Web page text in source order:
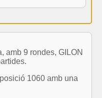
amb 9 rondes, GILON
1060 amb una